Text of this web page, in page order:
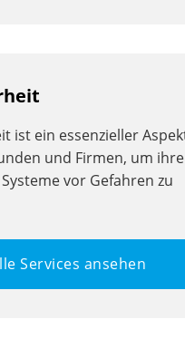
ist ein essenzieller
und Firmen, um ihre
vor Gefahren zu
Services ansehen